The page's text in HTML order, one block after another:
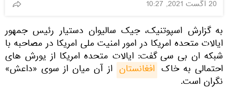
20 اگست 2021, 10:27
به گزارش اسپوتنیک، جیک سالیوان دستیار رئیس جمهور
ایالات متحده امریکا در امور امنیت ملی امریکا در مصاحبه با
شبکه ان بی سی گفت: ایالات متحده امریکا از یورش های
احتمالی به خاک افغانستان از آن میان از سوی «داعش»
نگران است.